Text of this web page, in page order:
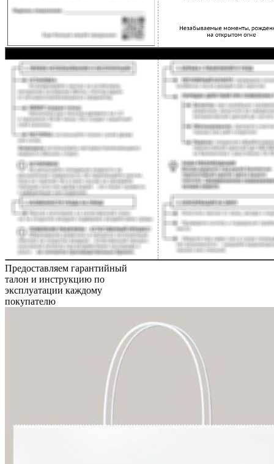
Предоставляем гарантийный
талон и инструкцию по
эксплуатации каждому
покупателю